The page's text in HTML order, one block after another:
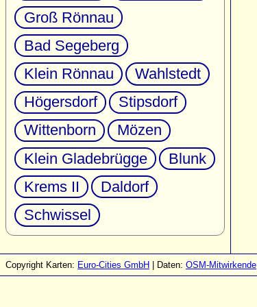
Groß Rönnau
Bad Segeberg
Klein Rönnau
Wahlstedt
Högersdorf
Stipsdorf
Wittenborn
Mözen
Klein Gladebrügge
Blunk
Krems II
Daldorf
Schwissel
Copyright Karten: Euro-Cities GmbH | Daten: OSM-Mitwirkende